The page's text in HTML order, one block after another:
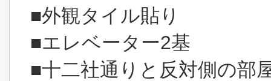
■外観タイル貼り
■エレベーター2基
■十二社通りと反対側の部